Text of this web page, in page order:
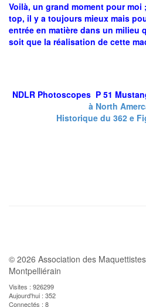
Voilà, un grand moment pour moi
top, il y a toujours mieux mais
entrée en matière dans un milieu
soit que la réalisation de cette
NDLR Photoscopes P 51
à North
Historique du 362 e
© 2026 Association des
Montpelliérain
Visites : 926299
Aujourd'hui : 352
Connectés : 8